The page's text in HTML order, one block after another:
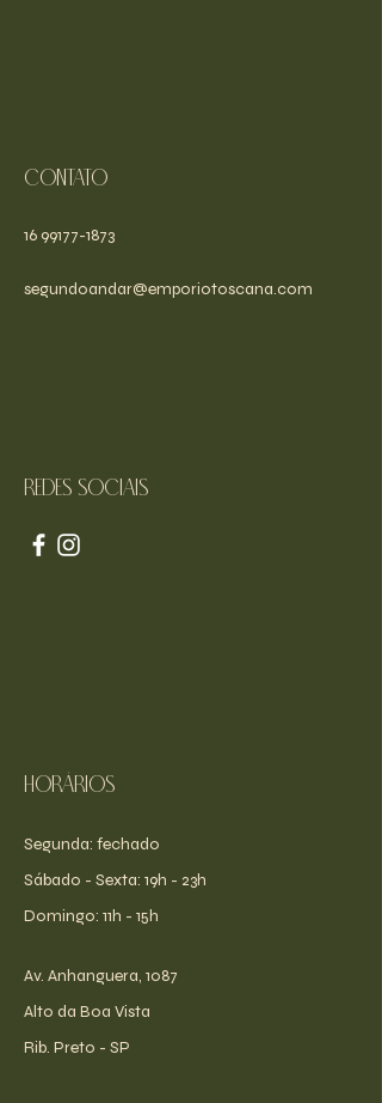
Contato
16 99177-1873
segundoandar@emporiotoscana.com
Redes sociais
Horários
Segunda: fechado
​​Sábado - Sexta: 19h - 23h
​Domingo: 11h - 15h
Av. Anhanguera, 1087
Alto da Boa Vista
Rib. Preto - SP